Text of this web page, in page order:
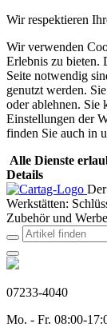
Wir respektieren
Wir verwenden
Erlebnis zu bieten.
Seite notwendig
genutzt werden.
oder ablehnen. Sie
Einstellungen der
finden Sie auch in
Alle Dienste
Details
Werkstätten:
Zubehör und
07233-4040
Mo. - Fr. 08:00-